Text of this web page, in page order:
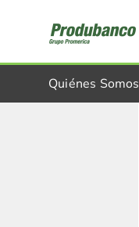
Quiénes Somos